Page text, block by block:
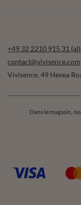
+49 32 2210 915 31
contact@vivisence.com
Vivisence, 49 Hevea
Dans le magasin,